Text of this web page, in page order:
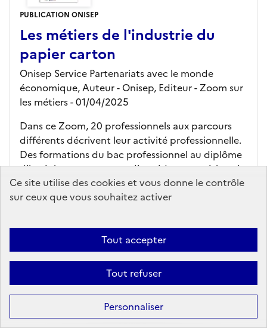
Ce site utilise des cookies et vous donne le contrôle
sur ceux que vous souhaitez activer
Tout accepter
Tout refuser
Personnaliser
Affiner la
recherche
PUBLICATION ONISEP
Les métiers de l'industrie du
papier carton
Onisep Service Partenariats avec le monde
économique, Auteur - Onisep, Editeur- Zoom sur
les métiers- 01/04/2025
Dans ce Zoom, 20 professionnels aux parcours
différents décrivent leur activité professionnelle.
Des formations du bac professionnel au diplôme
d'ingénieur, permettent d'accéder aux métiers du
secteur. Cette édition est u...
En savoir plus...
Ajouter au panier
pistes d'exploitation pédagogique
kiosque en ligne